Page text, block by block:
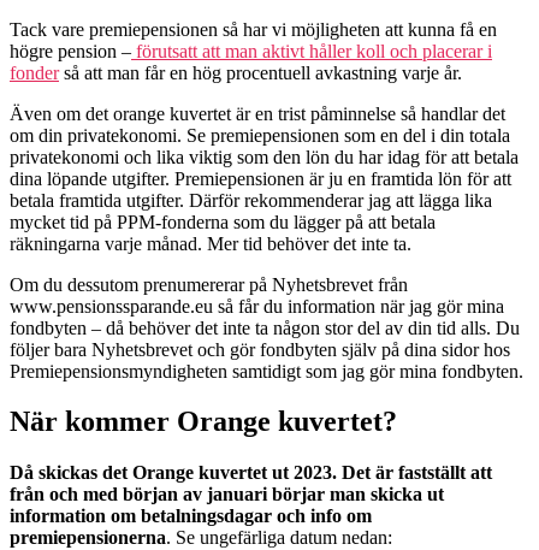
Tack vare premiepensionen så har vi möjligheten att kunna få en
högre pension – förutsatt att man aktivt håller koll och placerar i
fonderså att man får en hög procentuell avkastning varje år.
Även om det orange kuvertet är en trist påminnelse så handlar det
om din privatekonomi. Se premiepensionen som en del i din totala
privatekonomi och lika viktig som den lön du har idag för att betala
dina löpande utgifter. Premiepensionen är ju en framtida lön för att
betala framtida utgifter. Därför rekommenderar jag att lägga lika
mycket tid på PPM-fonderna som du lägger på att betala
räkningarna varje månad. Mer tid behöver det inte ta.
Om du dessutom prenumererar på Nyhetsbrevet från
www.pensionssparande.eu så får du information när jag gör mina
fondbyten – då behöver det inte ta någon stor del av din tid alls. Du
följer bara Nyhetsbrevet och gör fondbyten själv på dina sidor hos
Premiepensionsmyndigheten samtidigt som jag gör mina fondbyten.
När kommer Orange kuvertet?
Då skickas det Orange kuvertet ut 2023. Det är fastställt att
från och med början av januari börjar man skicka ut
information om betalningsdagar och info om
premiepensionerna. Se ungefärliga datum nedan: